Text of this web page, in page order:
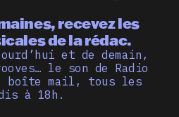
recevez les
de la rédac.
et de demain,
le son de Radio
boîte mail, tous les
à 18h.